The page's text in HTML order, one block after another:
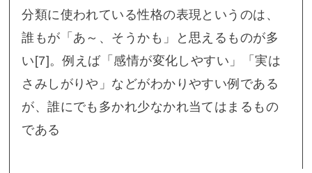
分類に使われている性格の表現というのは、
誰もが「あ～、そうかも」と思えるものが多
い[7]。例えば「感情が変化しやすい」「実は
さみしがりや」などがわかりやすい例である
が、誰にでも多かれ少なかれ当てはまるもの
である